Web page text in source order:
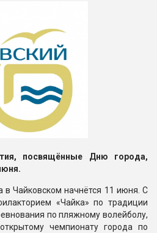
посвящённые Дню города,
в Чайковском начнётся 11 июня. С
«Чайка» по традиции
по пляжному волейболу,
чемпионату города по